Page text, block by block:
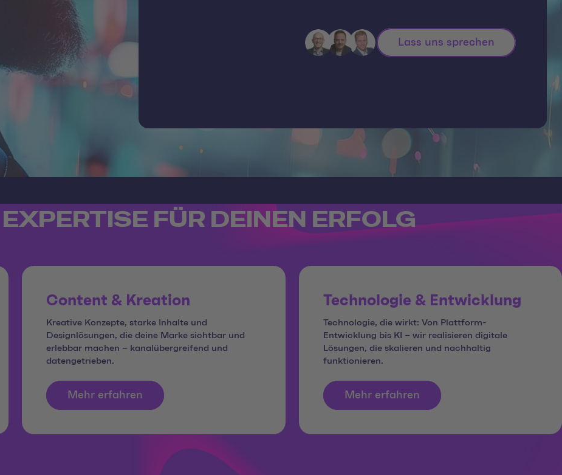
Lass uns sprechen
FÜR DEINEN ERFOLG
Content & Kreation
Kreative Konzepte, starke Inhalte und
Designlösungen, die deine Marke sichtbar und
erlebbar machen – kanalübergreifend und
datengetrieben.
Mehr erfahren
Technologie & Entwicklung
Technologie, die wirkt: Von Plattform-
Entwicklung bis KI – wir realisieren digitale
Lösungen, die skalieren und nachhaltig
funktionieren.
Mehr erfahren